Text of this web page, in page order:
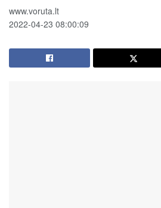
www.voruta.lt
2022-04-23 08:00:09